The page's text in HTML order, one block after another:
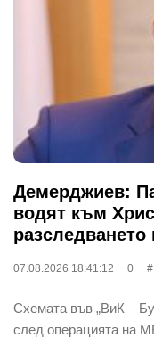
Демерджиев:
водят към
07.08.2026 18:41:12 0
Схемата във „ВиК –
след операцията на